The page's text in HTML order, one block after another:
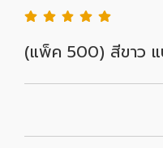
(แพ็ค 500) สีขาว แ